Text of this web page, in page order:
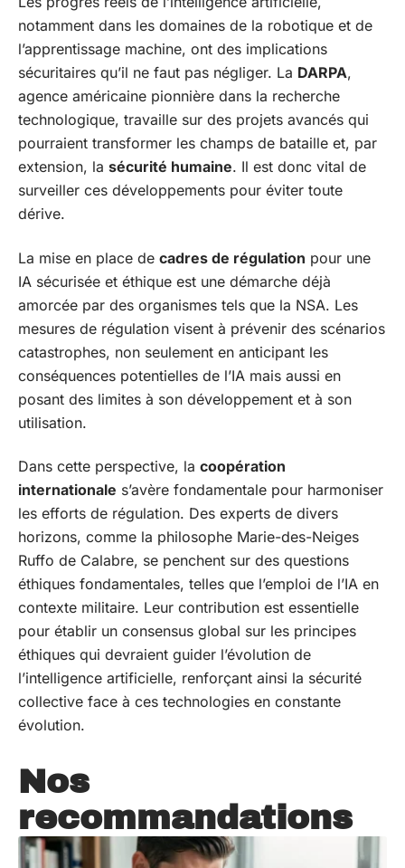
notamment dans les domaines de la robotique et de
l’apprentissage machine, ont des implications
sécuritaires qu’il ne faut pas négliger. La DARPA,
agence américaine pionnière dans la recherche
technologique, travaille sur des projets avancés qui
pourraient transformer les champs de bataille et, par
extension, la sécurité humaine. Il est donc vital de
surveiller ces développements pour éviter toute
dérive.
La mise en place de cadres de régulation pour une
IA sécurisée et éthique est une démarche déjà
amorcée par des organismes tels que la NSA. Les
mesures de régulation visent à prévenir des scénarios
catastrophes, non seulement en anticipant les
conséquences potentielles de l’IA mais aussi en
posant des limites à son développement et à son
utilisation.
Dans cette perspective, la coopération
internationale s’avère fondamentale pour harmoniser
les efforts de régulation. Des experts de divers
horizons, comme la philosophe Marie-des-Neiges
Ruffo de Calabre, se penchent sur des questions
éthiques fondamentales, telles que l’emploi de l’IA en
contexte militaire. Leur contribution est essentielle
pour établir un consensus global sur les principes
éthiques qui devraient guider l’évolution de
l’intelligence artificielle, renforçant ainsi la sécurité
collective face à ces technologies en constante
évolution.
Nos
recommandations